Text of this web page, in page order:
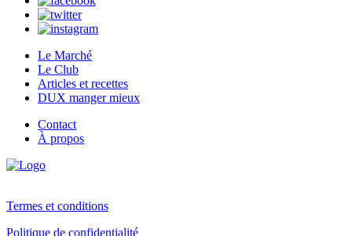
Le Marché
Le Club
Articles et recettes
DUX manger mieux
Contact
À propos
Termes et conditions
Politique de confidentialité